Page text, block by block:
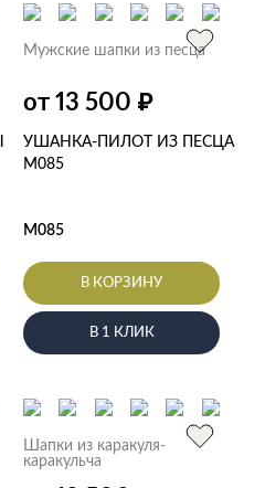
Мужские шапки из песца
от 13 500 ₽
УШАНКА-ПИЛОТ ИЗ ПЕСЦА
M085
M085
В КОРЗИНУ
В 1 КЛИК
Шапки из каракуля-
каракульча